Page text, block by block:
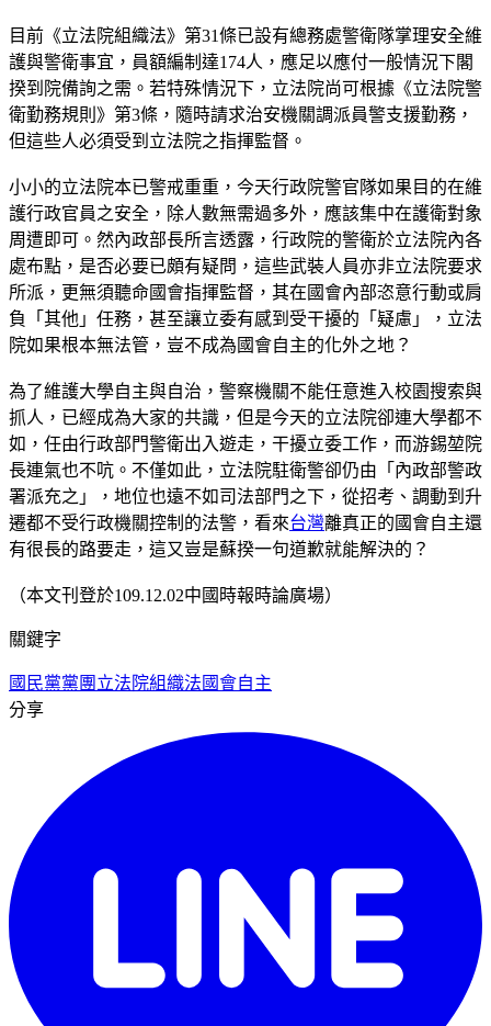
目前《立法院組織法》第31條已設有總務處警衛隊掌理安全維
護與警衛事宜，員額編制達174人，應足以應付一般情況下閣
揆到院備詢之需。若特殊情況下，立法院尚可根據《立法院警
衛勤務規則》第3條，隨時請求治安機關調派員警支援勤務，
但這些人必須受到立法院之指揮監督。
小小的立法院本已警戒重重，今天行政院警官隊如果目的在維
護行政官員之安全，除人數無需過多外，應該集中在護衛對象
周遭即可。然內政部長所言透露，行政院的警衛於立法院內各
處布點，是否必要已頗有疑問，這些武裝人員亦非立法院要求
所派，更無須聽命國會指揮監督，其在國會內部恣意行動或肩
負「其他」任務，甚至讓立委有感到受干擾的「疑慮」，立法
院如果根本無法管，豈不成為國會自主的化外之地？
為了維護大學自主與自治，警察機關不能任意進入校園搜索與
抓人，已經成為大家的共識，但是今天的立法院卻連大學都不
如，任由行政部門警衛出入遊走，干擾立委工作，而游錫堃院
長連氣也不吭。不僅如此，立法院駐衛警卻仍由「內政部警政
署派充之」，地位也遠不如司法部門之下，從招考、調動到升
遷都不受行政機關控制的法警，看來台灣離真正的國會自主還
有很長的路要走，這又豈是蘇揆一句道歉就能解決的？
（本文刊登於109.12.02中國時報時論廣場）
關鍵字
國民黨黨團 立法院組織法 國會自主
分享